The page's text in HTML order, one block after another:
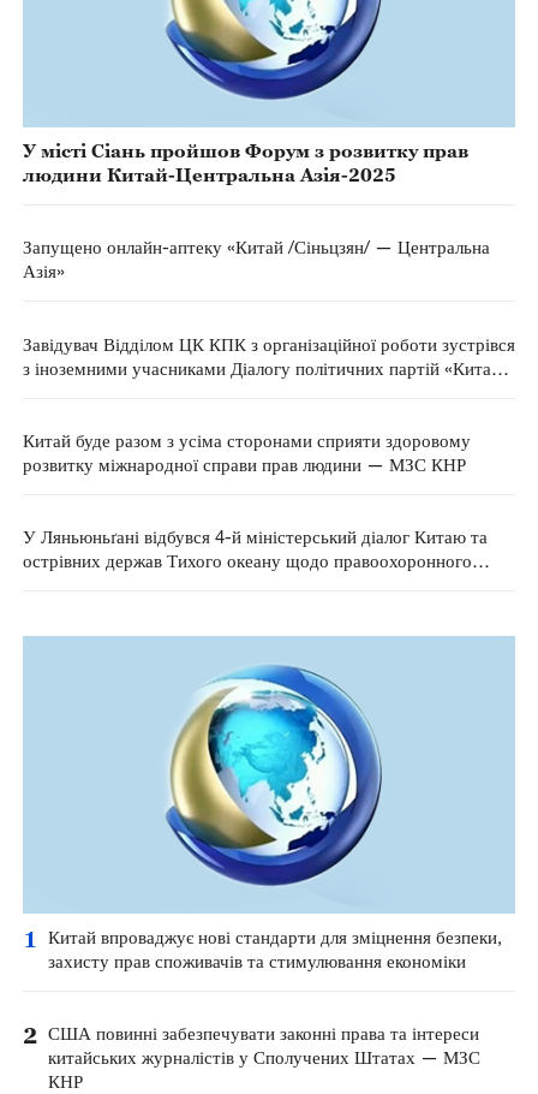
У місті Сіань пройшов Форум з розвитку прав
людини Китай-Центральна Азія-2025
Запущено онлайн-аптеку «Китай /Сіньцзян/ — Центральна
Азія»
Завідувач Відділом ЦК КПК з організаційної роботи зустрівся
з іноземними учасниками Діалогу політичних партій «Китай
Китай буде разом з усіма сторонами сприяти здоровому
розвитку міжнародної справи прав людини — МЗС КНР
У Ляньюньґані відбувся 4-й міністерський діалог Китаю та
острівних держав Тихого океану щодо правоохоронного
1
Китай впроваджує нові стандарти для зміцнення безпеки,
захисту прав споживачів та стимулювання економіки
2 США повинні забезпечувати законні права та інтереси
китайських журналістів у Сполучених Штатах — МЗС
КНР